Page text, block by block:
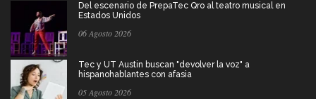
Del escenario de PrepaTec Qro al teatro musical en
Estados Unidos
06 Agosto 2026
Tec y UT Austin buscan "devolver la voz" a
hispanohablantes con afasia
05 Agosto 2026